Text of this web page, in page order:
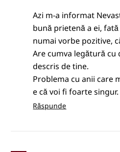
Azi m-a informat
bună prietenă a ei,
numai vorbe pozitive,
Are cumva legătură cu
descris de tine.
Problema cu anii care
e că voi fi foarte singur.
Răspunde